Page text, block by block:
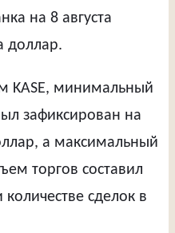
на 8 августа
доллар.
KASE, минимальный
зафиксирован на
а максимальный
торгов составил
количестве сделок в